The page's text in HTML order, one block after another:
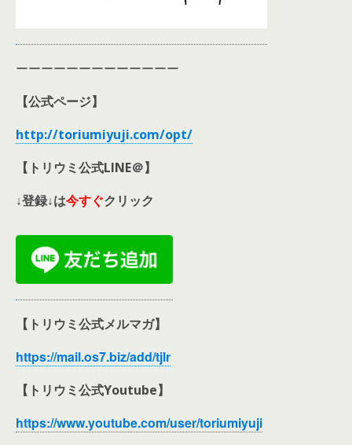
ーーーーーーーーーーーーー
【公式ページ】
http://toriumiyuji.com/opt/
【トリウミ公式LINE＠】
↓登録↓は今すぐクリック
【トリウミ公式メルマガ】
https://mail.os7.biz/add/tjlr
【トリウミ公式Youtube】
https://www.youtube.com/user/toriumiyuji